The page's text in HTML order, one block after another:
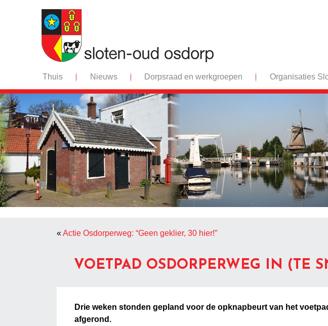
Thuis Nieuws Dorpsraad en werkgroepen Organisaties
«Actie Osdorperweg: “Geen geklier, 30 hier!”
VOETPAD OSDORPERWEG IN (TE
Drie weken stonden gepland voor de opknapbeurt van het
afgerond.